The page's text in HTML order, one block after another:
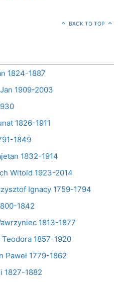
BACK TO TOP
1824-1887
1909-2003
1826-1911
1849
1832-1914
Witold 1923-2014
Ignacy 1759-1794
1842
1813-1877
1857-1920
Paweł 1779-1862
1827-1882